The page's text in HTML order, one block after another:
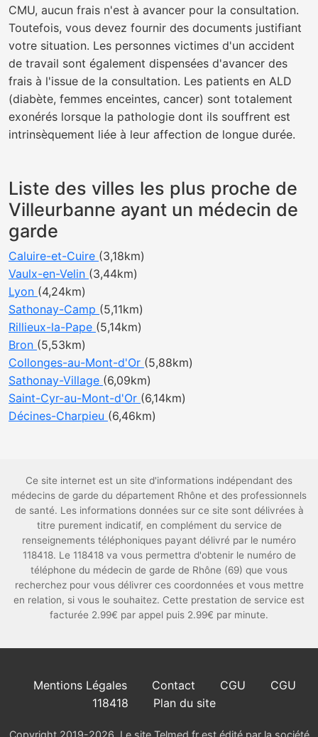
CMU, aucun frais n'est à avancer pour la consultation.
Toutefois, vous devez fournir des documents justifiant
votre situation. Les personnes victimes d'un accident
de travail sont également dispensées d'avancer des
frais à l'issue de la consultation. Les patients en ALD
(diabète, femmes enceintes, cancer) sont totalement
exonérés lorsque la pathologie dont ils souffrent est
intrinsèquement liée à leur affection de longue durée.
Liste des villes les plus proche de
Villeurbanne ayant un médecin de
garde
Caluire-et-Cuire (3,18km)
Vaulx-en-Velin (3,44km)
Lyon (4,24km)
Sathonay-Camp (5,11km)
Rillieux-la-Pape (5,14km)
Bron (5,53km)
Collonges-au-Mont-d'Or (5,88km)
Sathonay-Village (6,09km)
Saint-Cyr-au-Mont-d'Or (6,14km)
Décines-Charpieu (6,46km)
Ce site internet est un site d'informations indépendant des
médecins de garde du département Rhône et des professionnels
de santé. Les informations données sur ce site sont délivrées à
titre purement indicatif, en complément du service de
renseignements téléphoniques payant délivré par le numéro
118418. Le 118418 va vous permettra d'obtenir le numéro de
téléphone du médecin de garde de Rhône (69) que vous
recherchez pour vous délivrer ces coordonnées et vous mettre
en relation, si vous le souhaitez. Cette prestation de service est
facturée 2.99€ par appel puis 2.99€ par minute.
Mentions Légales Contact CGU
CGU
118418
Plan du site
Copyright 2019-2026. Le site Telmed.fr est édité par la société